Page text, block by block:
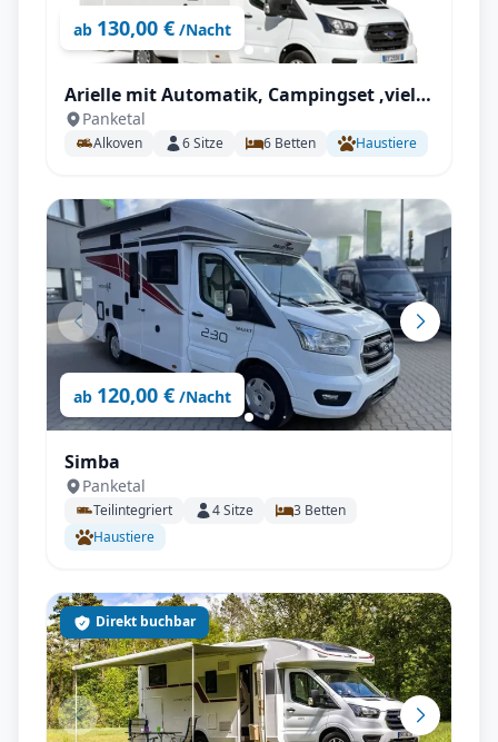
ab 130,00 € /Nacht
Arielle mit Automatik, Campingset ,viel
Staumöglichkeiten uvm.
Panketal
Alkoven 6Sitze 6 Betten Haustiere
ab 120,00 € /Nacht
Simba
Panketal
Teilintegriert 4Sitze 3 Betten
Haustiere
Direkt buchbar